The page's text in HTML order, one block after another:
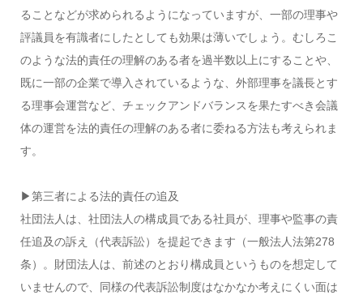
ることなどが求められるようになっていますが、一部の理事や
評議員を有識者にしたとしても効果は薄いでしょう。むしろこ
のような法的責任の理解のある者を過半数以上にすることや、
既に一部の企業で導入されているような、外部理事を議長とす
る理事会運営など、チェックアンドバランスを果たすべき会議
体の運営を法的責任の理解のある者に委ねる方法も考えられま
す。
▶︎第三者による法的責任の追及
社団法人は、社団法人の構成員である社員が、理事や監事の責
任追及の訴え（代表訴訟）を提起できます（一般法人法第278
条）。財団法人は、前述のとおり構成員というものを想定して
いませんので、同様の代表訴訟制度はなかなか考えにくい面は